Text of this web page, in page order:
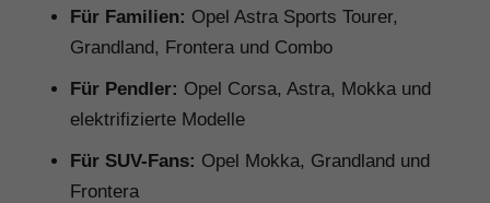
Für Familien: Opel Astra Sports Tourer,
Grandland, Frontera und Combo
Für Pendler: Opel Corsa, Astra, Mokka und
elektrifizierte Modelle
Für SUV-Fans: Opel Mokka, Grandland und
Frontera